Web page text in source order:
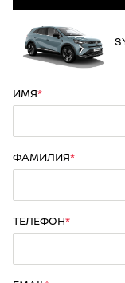
ИМЯ
ФАМИЛИЯ
ТЕЛЕФОН